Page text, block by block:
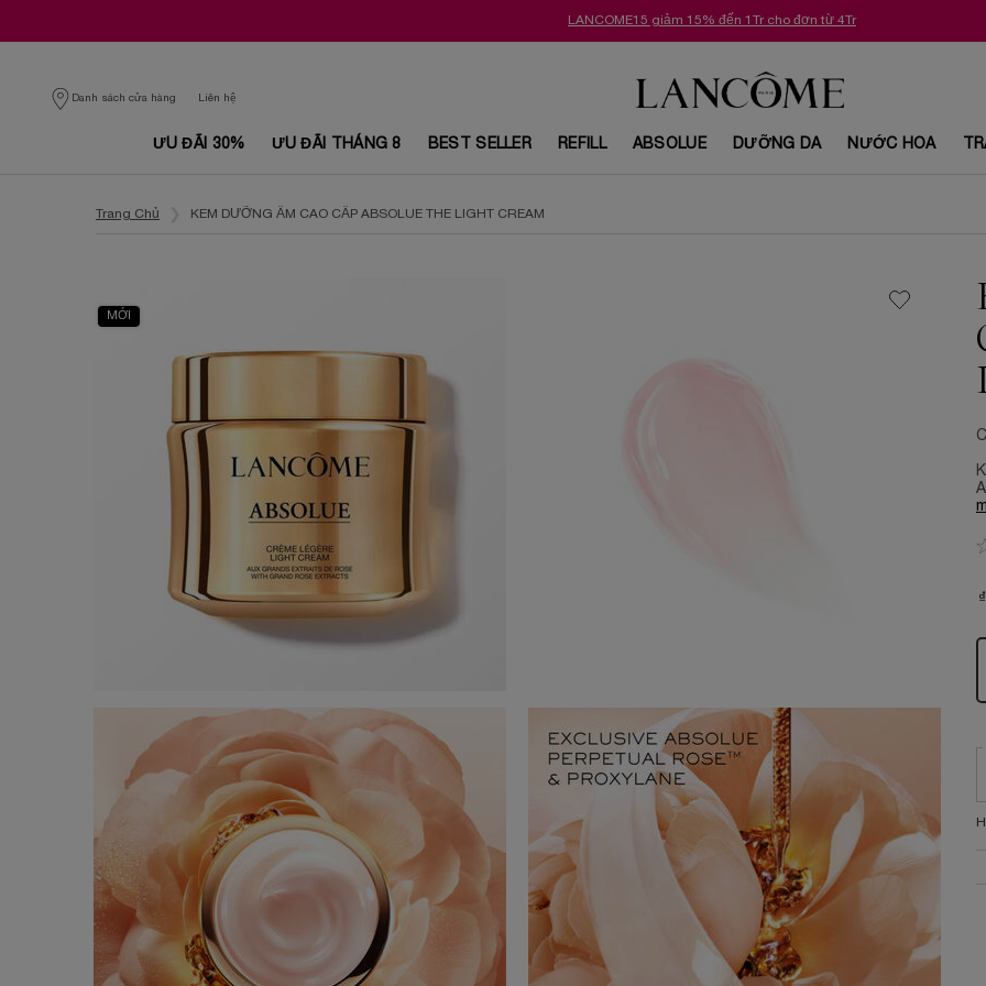
LANCOME15 giảm 15% đến 1Tr cho đơn từ 4Tr
Danh sách cửa hàng
Liên hệ
ƯU ĐÃI 30% ƯU ĐÃI THÁNG 8 BEST SELLER REFILL ABSOLUE DƯỠNG DA NƯỚC HOA
Trang Chủ KEM DƯỠNG ẨM CAO CẤP ABSOLUE THE LIGHT CREAM
MỚI